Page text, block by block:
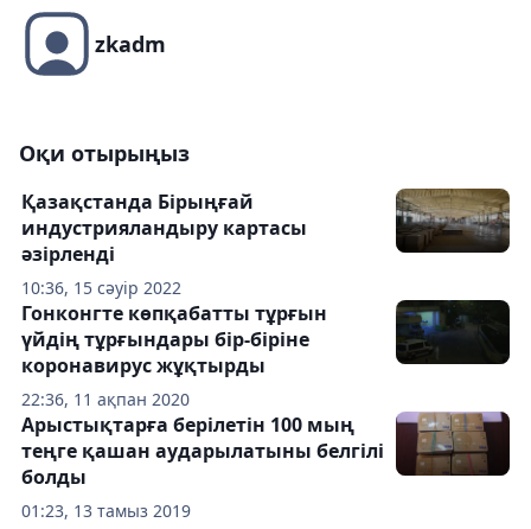
zkadm
Оқи отырыңыз
10:36, 15 сәуір 2022
Қазақстанда Бірыңғай
индустрияландыру картасы
әзірленді
22:36, 11 ақпан 2020
Гонконгте көпқабатты тұрғын
үйдің тұрғындары бір-біріне
коронавирус жұқтырды
01:23, 13 тамыз 2019
Арыстықтарға берілетін 100 мың
теңге қашан аударылатыны белгілі
болды